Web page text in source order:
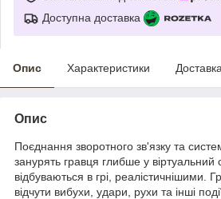
Доступна доставка
Опис Характеристики Доставка
Опис
Поєднання зворотного зв'язку та
занурять гравця глибше у віртуальний
відбуваються в грі, реалістичнішими.
відчути вибухи, удари, рухи та інші